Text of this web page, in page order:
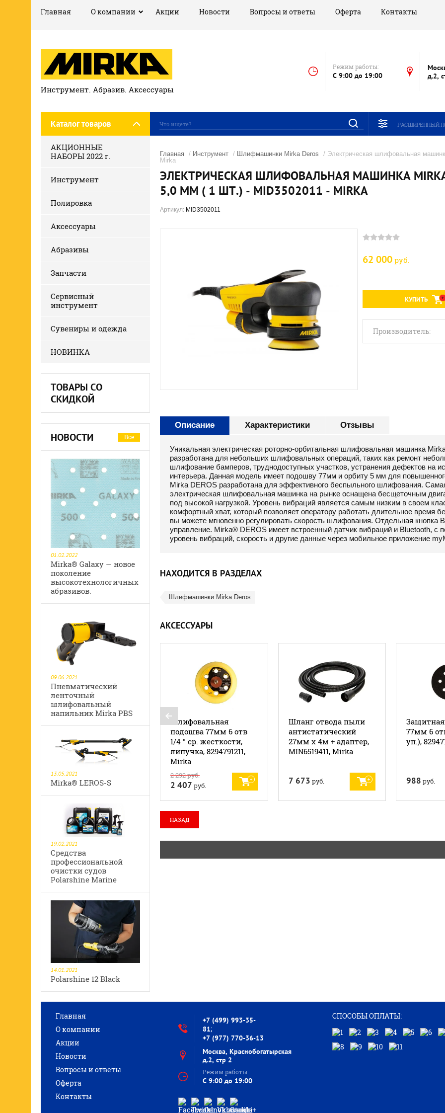
Главная О компании Акции Новости Вопросы и ответы Оферта Контакты
Инструмент. Абразив. Аксессуары
Режим работы:
C 9:00 до 19:00
д.2,
Каталог товаров РАСШИРЕННЫЙ
АКЦИОННЫЕ
НАБОРЫ 2022 г.
Инструмент
Полировка
Аксессуары
Абразивы
Запчасти
Сервисный
инструмент
Сувениры и одежда
НОВИНКА
ТОВАРЫ СО
СКИДКОЙ
НОВОСТИ Все
01.02.2022
Mirka® Galaxy — новое
поколение
высокотехнологичных
абразивов.
09.06.2021
Пневматический
ленточный
шлифовальный
напильник Mirka PBS
13.05.2021
Mirka® LEROS-S
19.02.2021
Средства
профессиональной
очистки судов
Polarshine Marine
14.01.2021
Polarshine 12 Black
Главная / Инструмент / Шлифмашинки Mirka Deros
/ Электрическая шлифовальная
Mirka
ЭЛЕКТРИЧЕСКАЯ ШЛИФОВАЛЬНАЯ МАШИНКА MIRKA
5,0 ММ ( 1 ШТ.) - MID3502011 - MIRKA
Артикул: MID3502011
62 000 руб.
КУПИТЬ
Производитель:
Описание Характеристики Отзывы
Уникальная электрическая роторно-орбитальная шлифовальная машинка
разработана для небольших шлифовальных операций, таких как ремонт
шлифование бамперов, труднодоступных участков, устранения дефектов на
интерьера. Данная модель имеет подошву 77мм и орбиту 5 мм для
Mirka DEROS разработана для эффективного беспыльного шлифования.
электрическая шлифовальная машинка на рынке оснащена бесщеточным
под высокой нагрузкой. Уровень вибраций является самым низким в своем
комфортный хват, который позволяет оператору работать длительное время
вы можете мгновенно регулировать скорость шлифования. Отдельная
управление. Mirka® DEROS имеет встроенный датчик вибраций и Bluetooth,
уровень вибраций, скорость и другие данные через мобильное приложение
НАХОДИТСЯ В РАЗДЕЛАХ
Шлифмашинки Mirka Deros
АКСЕССУАРЫ
Шлифовальная
подошва 77мм 6 отв
1/4 " ср. жесткости,
липучка, 8294791211,
Mirka
2 292руб.
2 407 руб.
Шланг отвода пыли
антистатический
27мм х 4м + адаптер,
MIN6519411, Mirka
7 673 руб.
77мм 6
уп.),
988 руб.
НАЗАД
Главная
О компании
Акции
Новости
Вопросы и ответы
Оферта
Контакты
+7 (499) 993-35-
81;
+7 (977) 770-36-13
Москва, Краснобогатырская
д.2, стр 2
Режим работы:
C 9:00 до 19:00
СПОСОБЫ ОПЛАТЫ: